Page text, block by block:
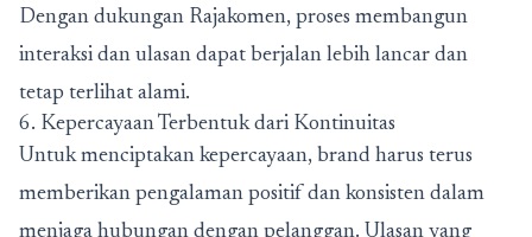
Dengan dukungan Rajakomen, proses membangun
interaksi dan ulasan dapat berjalan lebih lancar dan
tetap terlihat alami.
6. Kepercayaan Terbentuk dari Kontinuitas
Untuk menciptakan kepercayaan, brand harus terus
memberikan pengalaman positif dan konsisten dalam
menjaga hubungan dengan pelanggan. Ulasan yang